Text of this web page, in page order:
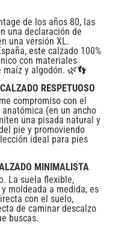
de los años 80, las
una declaración de
una versión XL.
este calzado 100%
con materiales
maíz y algodón. 🌿👣
RESPETUOSO
compromiso con el
(en un ancho
una pisada natural y
pie y promoviendo
ideal para pies
MINIMALISTA
La suela flexible,
moldeada a medida, es
con el suelo,
de caminar descalzo
buscas.